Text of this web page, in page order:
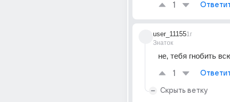
1
user_11155
Знаток
1г
не, тебя гнобить
1
Скрыть ветку